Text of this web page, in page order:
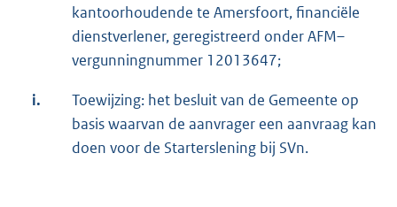
kantoorhoudende te Amersfoort, financiële
dienstverlener, geregistreerd onder AFM–
vergunningnummer 12013647;
i.
Toewijzing: het besluit van de Gemeente op
basis waarvan de aanvrager een aanvraag kan
doen voor de Starterslening bij SVn.